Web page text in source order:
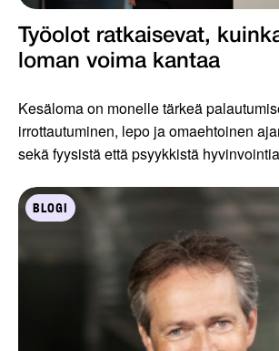
Työolot ratkaisevat,
loman voima kantaa
Kesäloma on monelle tärkeä
irrottautuminen, lepo ja omaehtoinen
sekä fyysistä että psyykkistä
BLOGI